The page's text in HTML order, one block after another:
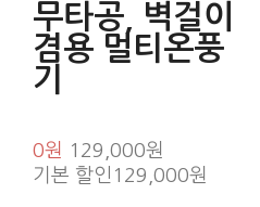
무타공, 벽걸이
겸용 멀티온풍
기
0원
129,000원
기본 할인 129,000원